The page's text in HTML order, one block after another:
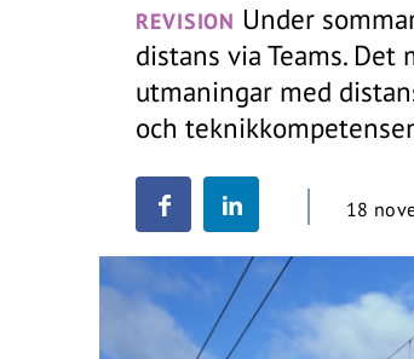
REVISION Under
distans via Teams.
utmaningar med
och
18